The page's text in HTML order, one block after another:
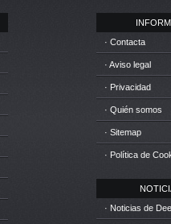
· Contacta
· Aviso legal
· Privacidad
· Quién somos
· Sitemap
· Política de
· Noticias de